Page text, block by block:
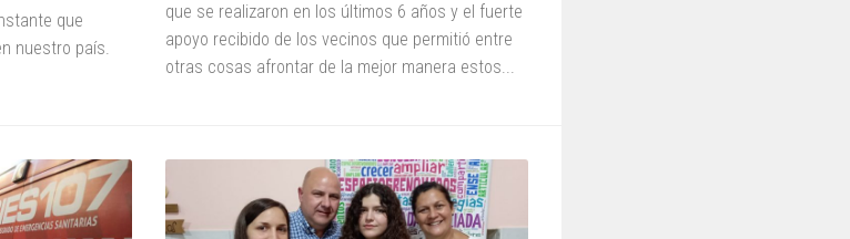
que
nuestro país.
que se realizaron en los últimos 6 años y el fuerte
apoyo recibido de los vecinos que permitió entre
otras cosas afrontar de la mejor manera estos...